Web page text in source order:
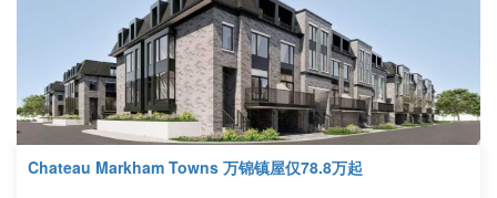
Chateau Markham Towns 万锦镇屋仅78.8万起